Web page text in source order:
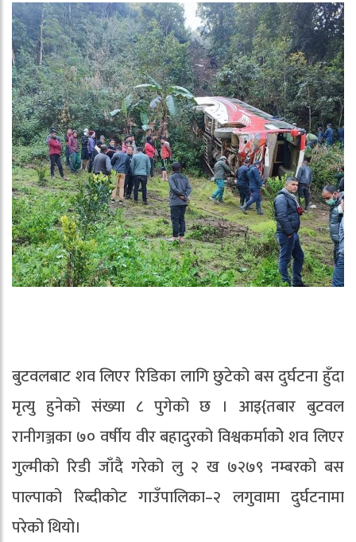
बुटवलबाट शव लिएर रिडिका लागि छुटेको बस दुर्घटना हुँदा
मृत्यु हुनेको संख्या ८ पुगेको छ । आइ{तबार बुटवल
रानीगञ्जका ७० वर्षीय वीर बहादुरको विश्वकर्माकोे शव लिएर
गुल्मीको रिडी जाँदै गरेको लु २ ख ७२७९ नम्बरको बस
पाल्पाको रिब्दीकोट गाउँपालिका–२ लगुवामा दुर्घटनामा
परेको थियो।